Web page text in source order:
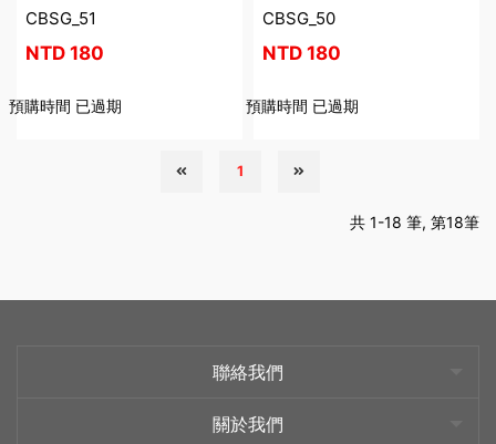
CBSG_51
NTD 180
預購時間 已過期
CBSG_50
NTD 180
預購時間 已過期
1
共 1-18 筆, 第18筆
聯絡我們
關於我們